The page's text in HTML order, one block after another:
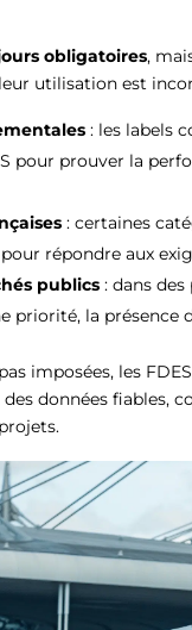
obligatoires,
utilisation est
: les labels
pour prouver la
: certaines
répondre aux
publics : dans
priorité, la présence
imposées, les
données fiables,